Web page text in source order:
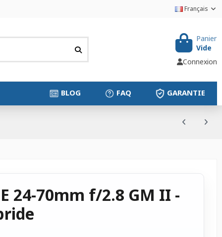
Français
Panier
Vide
Connexion
GARANTIE
FAQ
BLOG
24-70mm f/2.8 GM II -